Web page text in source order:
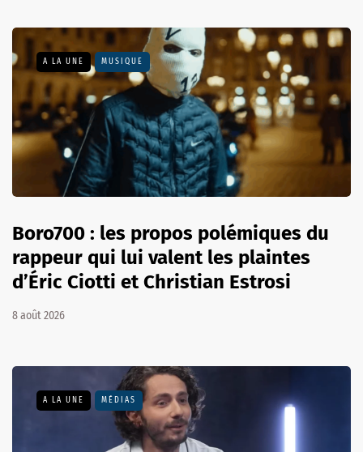
A LA UNE MUSIQUE
Boro700 : les propos polémiques du
rappeur qui lui valent les plaintes
d’Éric Ciotti et Christian Estrosi
8 août 2026
A LA UNE MÉDIAS